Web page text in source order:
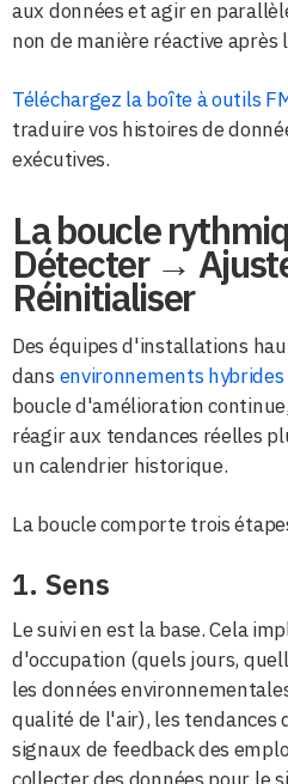
aux données et agir en
non de manière réactive après
Téléchargez la boîte à outils
traduire vos histoires de
exécutives.
La boucle
Détecter →
Réinitialiser
Des équipes d'installations
dans environnements hybrides
boucle d'amélioration
réagir aux tendances réelles
un calendrier historique.
La boucle comporte trois
1. Sens
Le suivi en est la base. Cela
d'occupation (quels jours,
les données
qualité de l'air), les tendances
signaux de feedback des